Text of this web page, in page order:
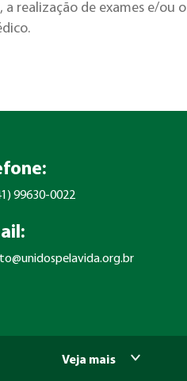
realização de exames e/ou o
99630-0022
Veja mais